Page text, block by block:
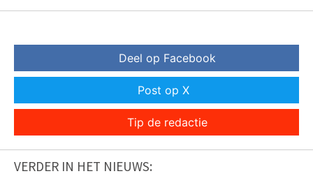
Deel op Facebook
Post op X
Tip de redactie
VERDER IN HET NIEUWS: